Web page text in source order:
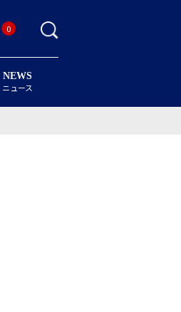
0
NEWS
ニュース